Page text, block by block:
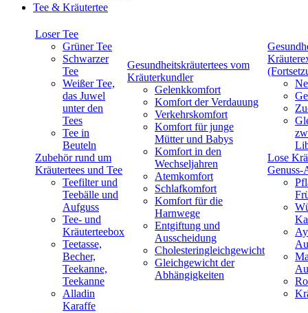
Tee & Kräutertee
Loser Tee
Grüner Tee
Schwarzer
Tee
Weißer Tee,
das Juwel
unter den
Tees
Tee in
Beuteln
Zubehör rund um
Kräutertees und Tee
Teefilter und
Teebälle und
Aufguss
Tee- und
Kräuterteebox
Teetasse,
Becher,
Teekanne,
Teekanne
Alladin
Karaffe
Gesundheitskräutertees vom
Kräuterkundler
Gelenkkomfort
Komfort der Verdauung
Verkehrskomfort
Komfort für junge
Mütter und Babys
Komfort in den
Wechseljahren
Atemkomfort
Schlafkomfort
Komfort für die
Harnwege
Entgiftung und
Ausscheidung
Cholesteringleichgewicht
Gleichgewicht der
Abhängigkeiten
Lose
Genuss-